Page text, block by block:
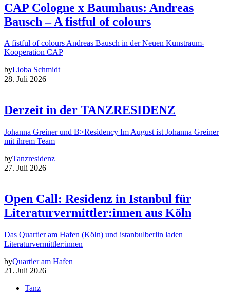
CAP Cologne x Baumhaus: Andreas
Bausch – A fistful of colours
A fistful of colours Andreas Bausch in der Neuen Kunstraum-
Kooperation CAP
byLioba Schmidt
28. Juli 2026
Derzeit in der TANZRESIDENZ
Johanna Greiner und B>Residency Im August ist Johanna Greiner
mit ihrem Team
byTanzresidenz
27. Juli 2026
Open Call: Residenz in Istanbul für
Literaturvermittler:innen aus Köln
Das Quartier am Hafen (Köln) und istanbulberlin laden
Literaturvermittler:innen
byQuartier am Hafen
21. Juli 2026
Tanz